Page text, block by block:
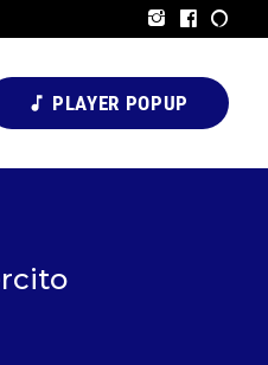
music_note PLAYER POPUP